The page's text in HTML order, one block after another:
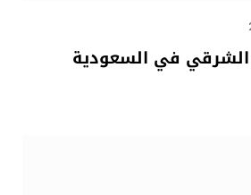
في السعودية